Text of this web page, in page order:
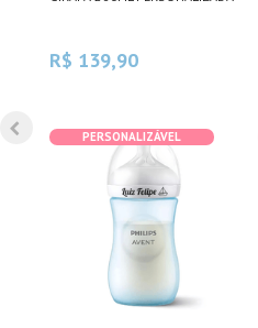
R$ 139,90
PERSONALIZÁVEL